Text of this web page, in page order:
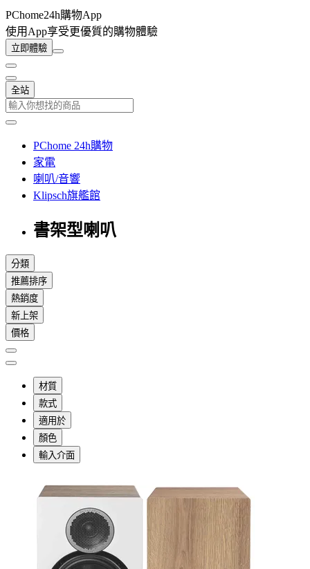
PChome24h購物App
使用App享受更優質的購物體驗
立即體驗
全站
PChome 24h購物
家電
喇叭/音響
Klipsch旗艦館
書架型喇叭
分類
推薦排序
熱銷度
新上架
價格
材質
款式
適用於
顏色
輸入介面